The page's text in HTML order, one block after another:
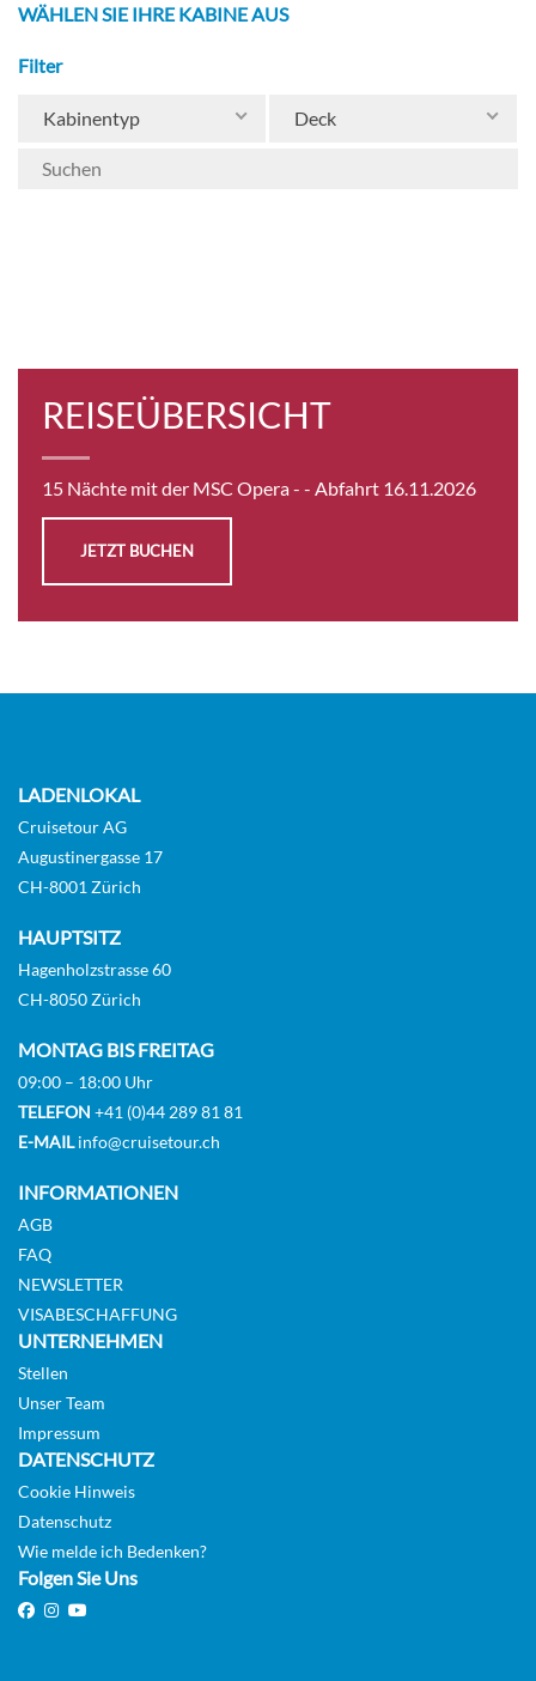
WÄHLEN SIE IHRE KABINE AUS
Filter
Kabinentyp Deck
REISEÜBERSICHT
15 Nächte mit der MSC Opera - - Abfahrt 16.11.2026
JETZT BUCHEN
LADENLOKAL
Cruisetour AG
Augustinergasse 17
CH-8001 Zürich
HAUPTSITZ
Hagenholzstrasse 60
CH-8050 Zürich
MONTAG BIS FREITAG
09:00 – 18:00 Uhr
TELEFON +41 (0)44 289 81 81
E-MAILinfo@cruisetour.ch
INFORMATIONEN
AGB
FAQ
NEWSLETTER
VISABESCHAFFUNG
UNTERNEHMEN
Stellen
Unser Team
Impressum
DATENSCHUTZ
Cookie Hinweis
Datenschutz
Wie melde ich Bedenken?
Folgen Sie Uns